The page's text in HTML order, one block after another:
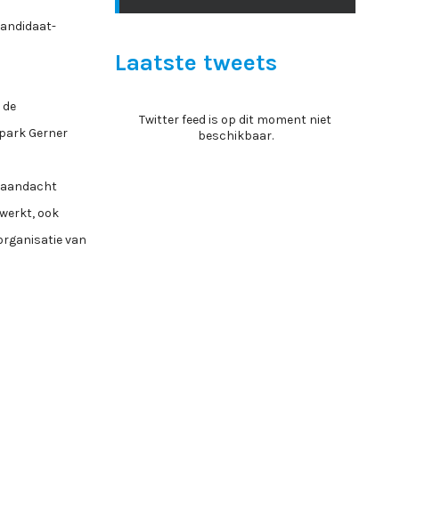
Gerner
aandacht
ook
van
Laatste tweets
Twitter feed is op dit moment niet
beschikbaar.